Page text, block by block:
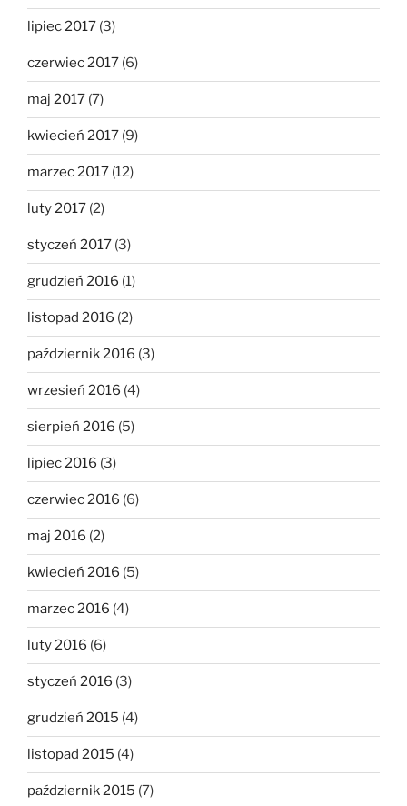
lipiec 2017 (3)
czerwiec 2017 (6)
maj 2017 (7)
kwiecień 2017 (9)
marzec 2017 (12)
luty 2017 (2)
styczeń 2017 (3)
grudzień 2016 (1)
listopad 2016 (2)
październik 2016 (3)
wrzesień 2016 (4)
sierpień 2016 (5)
lipiec 2016 (3)
czerwiec 2016 (6)
maj 2016 (2)
kwiecień 2016 (5)
marzec 2016 (4)
luty 2016 (6)
styczeń 2016 (3)
grudzień 2015 (4)
listopad 2015 (4)
październik 2015 (7)